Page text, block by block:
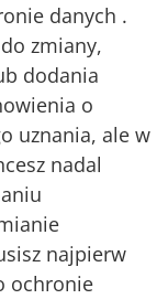
danych .
zmiany,
dodania
o
uznania, ale w
nadal
najpierw
ochronie